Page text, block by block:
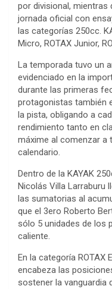
por divisional, mientras
jornada oficial con
las categorías 250cc.
Micro, ROTAX Junior,
La temporada tuvo un
evidenciado en la
durante las primeras
protagonistas también
la pista, obligando a
rendimiento tanto en
máxime al comenzar a
calendario.
Dentro de la KAYAK
Nicolás Villa Larraburu
las sumatorias al
que el 3ero Roberto
sólo 5 unidades de los
caliente.
En la categoría ROTAX
encabeza las
sostener la vanguardia